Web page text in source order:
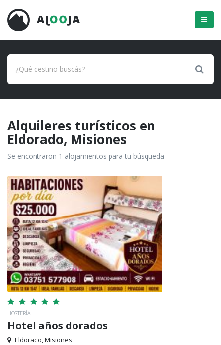
Menú
Alquileres turísticos en
Eldorado, Misiones
Se encontraron 1 alojamientos para tu búsqueda
HOSTERÍA
Hotel años dorados
Eldorado, Misiones